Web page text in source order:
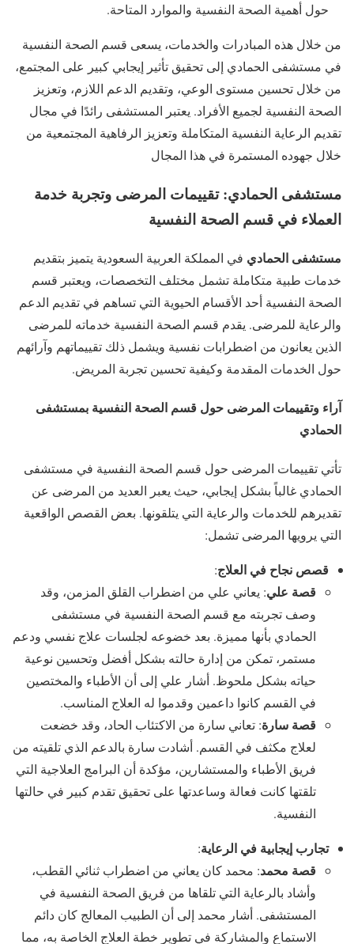
حول أهمية الصحة النفسية والموارد المتاحة.
من خلال هذه المبادرات والخدمات، يسعى قسم الصحة النفسية
في مستشفى الحمادي إلى تحقيق تأثير إيجابي كبير على المجتمع،
من خلال تحسين مستوى الوعي، وتقديم الدعم اللازم، وتعزيز
الصحة النفسية لجميع الأفراد. يعتبر المستشفى رائدًا في مجال
تقديم الرعاية النفسية المتكاملة وتعزيز الرفاهية المجتمعية من
خلال جهوده المستمرة في هذا المجال
مستشفى الحمادي: تقييمات المرضى وتجربة خدمة
العملاء في قسم الصحة النفسية
مستشفى الحمادي في المملكة العربية السعودية يتميز بتقديم
خدمات طبية متكاملة تشمل مختلف التخصصات، ويعتبر قسم
الصحة النفسية أحد الأقسام الحيوية التي تساهم في تقديم الدعم
والرعاية للمرضى. يقدم قسم الصحة النفسية خدماته للمرضى
الذين يعانون من اضطرابات نفسية ويشمل ذلك تقييماتهم وآرائهم
حول الخدمات المقدمة وكيفية تحسين تجربة المريض.
آراء وتقييمات المرضى حول قسم الصحة النفسية بمستشفى
الحمادي
تأتي تقييمات المرضى حول قسم الصحة النفسية في مستشفى
الحمادي غالباً بشكل إيجابي، حيث يعبر العديد من المرضى عن
تقديرهم للخدمات والرعاية التي يتلقونها. بعض القصص الواقعية
التي يرويها المرضى تشمل:
قصص نجاح في العلاج:
قصة علي: يعاني علي من اضطراب القلق المزمن، وقد
وصف تجربته مع قسم الصحة النفسية في مستشفى
الحمادي بأنها مميزة. بعد خضوعه لجلسات علاج نفسي ودعم
مستمر، تمكن من إدارة حالته بشكل أفضل وتحسين نوعية
حياته بشكل ملحوظ. أشار علي إلى أن الأطباء والمختصين
في القسم كانوا داعمين وقدموا له العلاج المناسب.
قصة سارة: تعاني سارة من الاكتئاب الحاد، وقد خضعت
لعلاج مكثف في القسم. أشادت سارة بالدعم الذي تلقيته من
فريق الأطباء والمستشارين، مؤكدة أن البرامج العلاجية التي
تلقتها كانت فعالة وساعدتها على تحقيق تقدم كبير في حالتها
النفسية.
تجارب إيجابية في الرعاية:
قصة محمد: محمد كان يعاني من اضطراب ثنائي القطب،
وأشاد بالرعاية التي تلقاها من فريق الصحة النفسية في
المستشفى. أشار محمد إلى أن الطبيب المعالج كان دائم
الاستماع والمشاركة في تطوير خطة العلاج الخاصة به، مما